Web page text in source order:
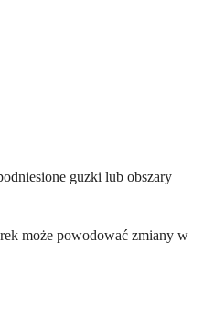
guzki lub obszary
może powodować zmiany w